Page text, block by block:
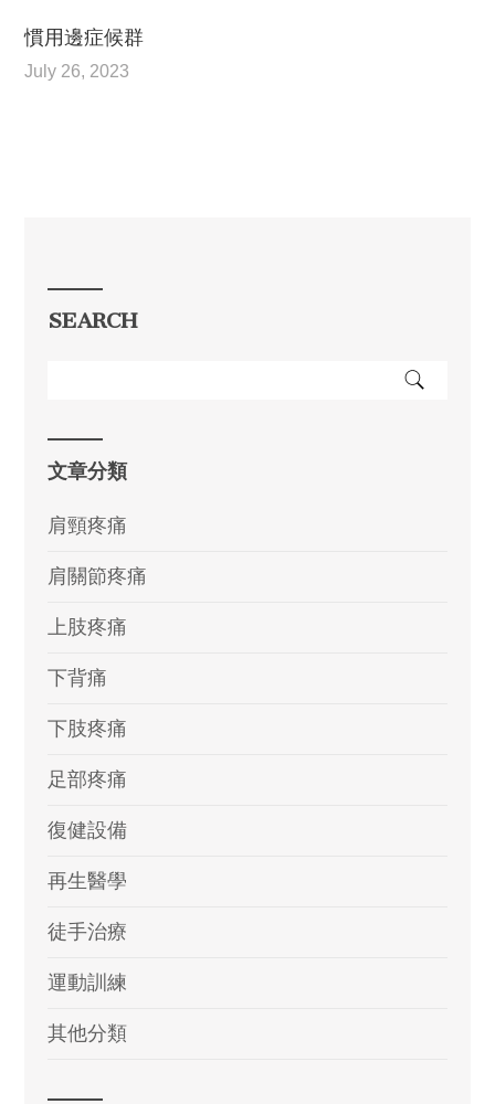
慣用邊症候群
July 26, 2023
SEARCH
文章分類
肩頸疼痛
肩關節疼痛
上肢疼痛
下背痛
下肢疼痛
足部疼痛
復健設備
再生醫學
徒手治療
運動訓練
其他分類